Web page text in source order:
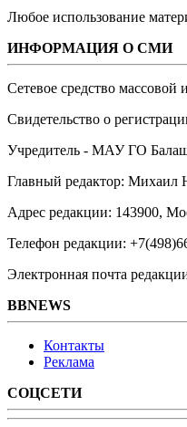
Любое использование
ИНФОРМАЦИЯ О СМИ
Сетевое средство
Свидетельство о
Учредитель - МАУ ГО
Главный редактор: Михаил
Адрес редакции: 143900,
Телефон редакции:
Электронная почта
BBNEWS
Контакты
Реклама
СОЦСЕТИ